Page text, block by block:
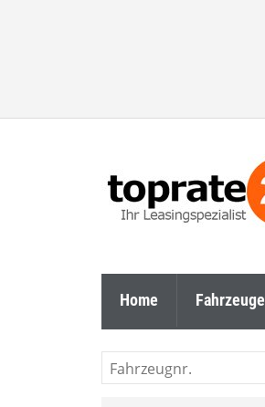
Home Fahrzeuge
Fahrzeugnr.